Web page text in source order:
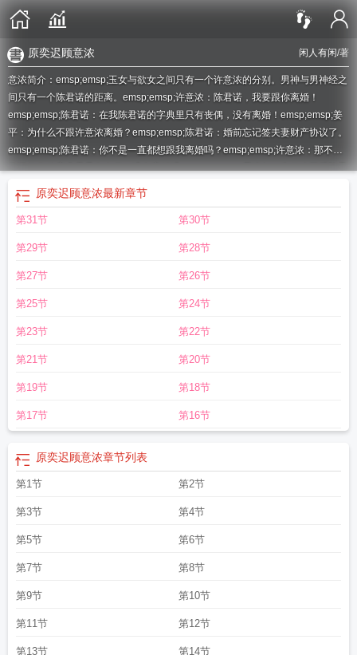
闲人有闲/著
原奕迟顾意浓
意浓简介：emsp;emsp;玉女与欲女之间只有一个许意浓的分别。男神与男神经之
间只有一个陈君诺的距离。emsp;emsp;许意浓：陈君诺，我要跟你离婚！
emsp;emsp;陈君诺：在我陈君诺的字典里只有丧偶，没有离婚！emsp;emsp;姜
平：为什么不跟许意浓离婚？emsp;emsp;陈君诺：婚前忘记签夫妻财产协议了。
emsp;emsp;陈君诺：你不是一直都想跟我离婚吗？emsp;emsp;许意浓：那不是
你说的你的字典里只有丧偶，没有离婚吗？emsp;emsp;周晓年：为什么不跟陈君
诺离婚？emsp;emsp;许意浓：会分很多钱，不知道一个人怎么花。emsp;emsp;
陈君诺：我会去法院申请确认我们的婚姻无效，解除同居关系，一分钱也不会给
你添麻烦的。emsp;emsp;许意浓：你敢去起诉，我分分钟让你丧偶！
影张学友秋意浓 花开神州春意浓
盈总是要等到千山万水才知道情意浓 霜降至秋意浓
浓意浓歌词 难解百般愁相知爱意浓
思末世大佬醋意浓 强势宠爱顾意浓
依旧爱意浓
意浓咖啡电话意浓许佳琪
迟迟顾意浓
意浓闲人有闲txt 意浓的拼音
意思重逢方知情意浓 意浓浓的意思
意浓丹桂飘香秋意浓马蹄声声春意浓意浓咖啡秋意浓意浓浓是什么意思把
阮意浓梧桐叶黄秋意浓 意浓缩咖啡的英文
原奕迟顾意浓最新章节
第31节 第30节
第29节 第28节
第27节 第26节
第25节 第24节
第23节 第22节
第21节 第20节
第19节 第18节
第17节 第16节
原奕迟顾意浓章节列表
第1节 第2节
第3节 第4节
第5节 第6节
第7节 第8节
第9节 第10节
第11节 第12节
第13节 第14节